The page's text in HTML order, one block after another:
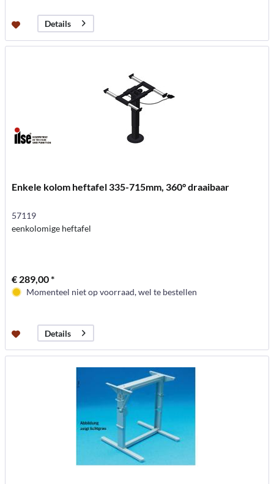
Details
Enkele kolom heftafel 335-715mm, 360° draaibaar
57119
eenkolomige heftafel
€ 289,00 *
Momenteel niet op voorraad, wel te bestellen
Details